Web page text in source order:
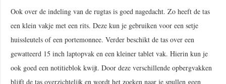
Ook over de indeling van de rugtas is goed nagedacht. Zo heeft de tas
een klein vakje met een rits. Deze kun je gebruiken voor een setje
huissleutels of een portemonnee. Verder beschikt de tas over een
gewatteerd 15 inch laptopvak en een kleiner tablet vak. Hierin kun je
ook goed een notitieblok kwijt. Door deze verschillende opbergvakken
blijft de tas overzichtelijk en wordt het zoeken naar je spullen geen